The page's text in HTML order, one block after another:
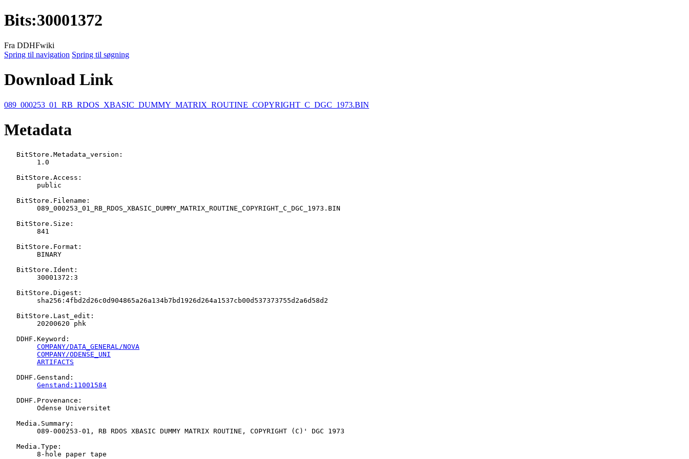
Bits:30001372
Fra DDHFwiki
Spring til navigation Spring til søgning
Download Link
089_000253_01_RB_RDOS_XBASIC_DUMMY_MATRIX_ROUTINE_COPYRIGHT_C_DGC_1973.BIN
Metadata
   BitStore.Metadata_version:
   BitStore.Access:
   BitStore.Filename:
   BitStore.Size:
   BitStore.Format:
   BitStore.Ident:
   BitStore.Digest:
   BitStore.Last_edit:
   DDHF.Keyword:
COMPANY/DATA_GENERAL/NOVA
COMPANY/ODENSE_UNI
ARTIFACTS
   DDHF.Genstand:
Genstand:11001584
   DDHF.Provenance:
   Media.Summary:
   Media.Type: